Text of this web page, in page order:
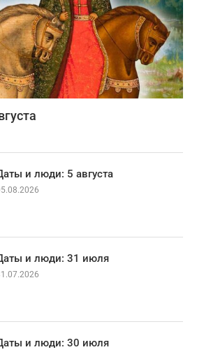
и люди: 5 августа
и люди: 31 июля
и люди: 30 июля